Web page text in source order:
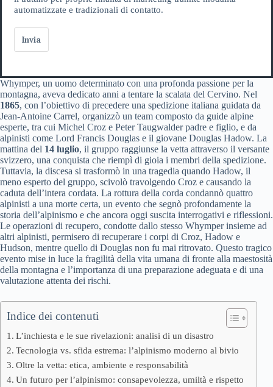
automatizzate e tradizionali di contatto.
Invia
Whymper, un uomo determinato con una profonda passione per la
montagna, aveva dedicato anni a tentare la scalata del Cervino. Nel
1865, con l’obiettivo di precedere una spedizione italiana guidata da
Jean-Antoine Carrel, organizzò un team composto da guide alpine
esperte, tra cui Michel Croz e Peter Taugwalder padre e figlio, e da
alpinisti come Lord Francis Douglas e il giovane Douglas Hadow. La
mattina del 14 luglio, il gruppo raggiunse la vetta attraverso il versante
svizzero, una conquista che riempì di gioia i membri della spedizione.
Tuttavia, la discesa si trasformò in una tragedia quando Hadow, il
meno esperto del gruppo, scivolò travolgendo Croz e causando la
caduta dell’intera cordata. La rottura della corda condannò quattro
alpinisti a una morte certa, un evento che segnò profondamente la
storia dell’alpinismo e che ancora oggi suscita interrogativi e riflessioni.
Le operazioni di recupero, condotte dallo stesso Whymper insieme ad
altri alpinisti, permisero di recuperare i corpi di Croz, Hadow e
Hudson, mentre quello di Douglas non fu mai ritrovato. Questo tragico
evento mise in luce la fragilità della vita umana di fronte alla maestosità
della montagna e l’importanza di una preparazione adeguata e di una
valutazione attenta dei rischi.
Indice dei contenuti
L’inchiesta e le sue rivelazioni: analisi di un disastro
Tecnologia vs. sfida estrema: l’alpinismo moderno al bivio
Oltre la vetta: etica, ambiente e responsabilità
Un futuro per l’alpinismo: consapevolezza, umiltà e rispetto